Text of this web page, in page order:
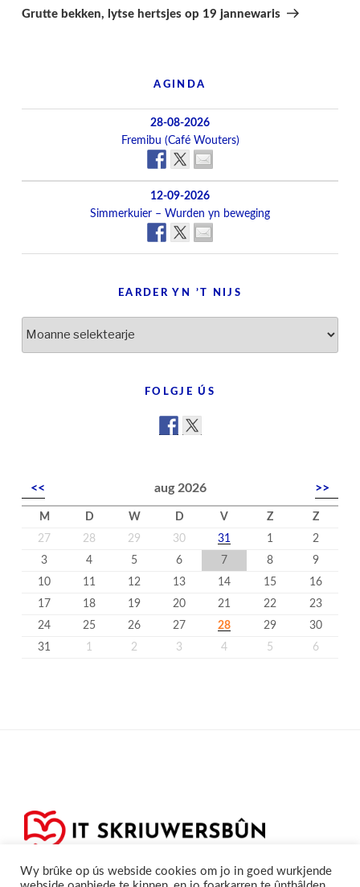
berjocht
Grutte bekken, lytse hertsjes op 19 jannewaris
AGINDA
28-08-2026
Fremibu (Café Wouters)
12-09-2026
Simmerkuier – Wurden yn beweging
EARDER YN ’T NIJS
yn
FOLGJE ÚS
<< aug 2026 >>
M D W D V Z
Z
27
28 29 30 31 1
2
3
4 5 6 7 8
9
10
11 12 13 14 15
16
17
18 19 20 21 22
23
24
25 26 27 28 29
30
31
1 2 3 4 5 6
Wy brûke op ús webside cookies om jo in goed wurkjende